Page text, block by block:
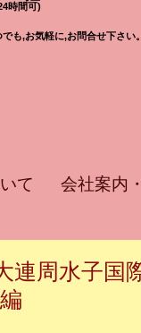
時間可)
も,お気軽に,お問合せ下さい
て 会社案内
連周水子国